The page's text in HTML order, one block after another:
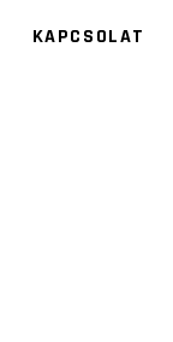
KAPCSOLAT